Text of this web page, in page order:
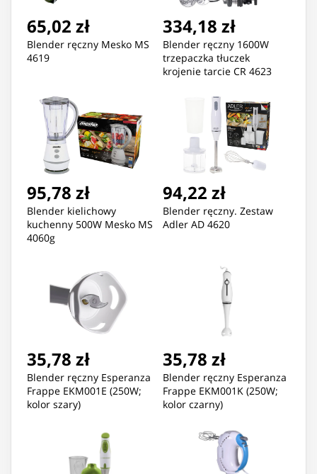
65,02 zł
Blender ręczny Mesko MS
4619
334,18 zł
Blender ręczny 1600W
trzepaczka tłuczek
krojenie tarcie CR 4623
95,78 zł
Blender kielichowy
kuchenny 500W Mesko MS
4060g
94,22 zł
Blender ręczny. Zestaw
Adler AD 4620
35,78 zł
Blender ręczny Esperanza
Frappe EKM001E (250W;
kolor szary)
35,78 zł
Blender ręczny Esperanza
Frappe EKM001K (250W;
kolor czarny)